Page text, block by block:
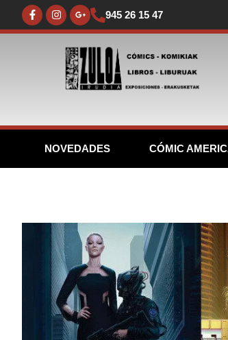
945 26 15 47
NOVEDADES CÓMIC